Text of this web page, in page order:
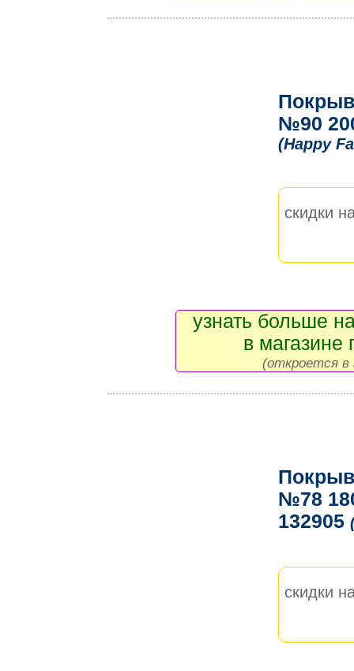
№90
(Happy
скидки
узнать больше
в магазине
(откроется в
№78
132905
скидки